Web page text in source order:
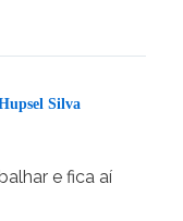
Silva
e fica aí